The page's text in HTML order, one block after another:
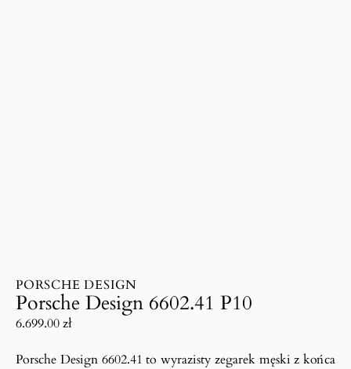
PORSCHE DESIGN
Porsche Design 6602.41 P10
6.699.00zł
Porsche Design 6602.41 to wyrazisty zegarek męski z końca